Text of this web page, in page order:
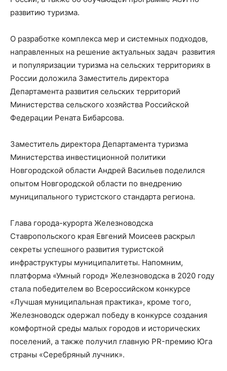
развитию туризма.
О разработке комплекса мер и системных подходов,
направленных на решение актуальных задач развития
и популяризации туризма на сельских территориях в
России доложила Заместитель директора
Департамента развития сельских территорий
Министерства сельского хозяйства Российской
Федерации Рената Бибарсова.
Заместитель директора Департамента туризма
Министерства инвестиционной политики
Новгородской области Андрей Васильев поделился
опытом Новгородской области по внедрению
муниципального туристского стандарта региона.
Глава города-курорта Железноводска
Ставропольского края Евгений Моисеев раскрыл
секреты успешного развития туристской
инфраструктуры муниципалитеты. Напомним,
платформа «Умный город» Железноводска в 2020 году
стала победителем во Всероссийском конкурсе
«Лучшая муниципальная практика», кроме того,
Железноводск одержал победу в конкурсе создания
комфортной среды малых городов и исторических
поселений, а также получил главную PR-премию Юга
страны «Серебряный лучник».